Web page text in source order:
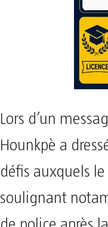
Lors d’un
Hounkpè a
défis auxquels
soulignant